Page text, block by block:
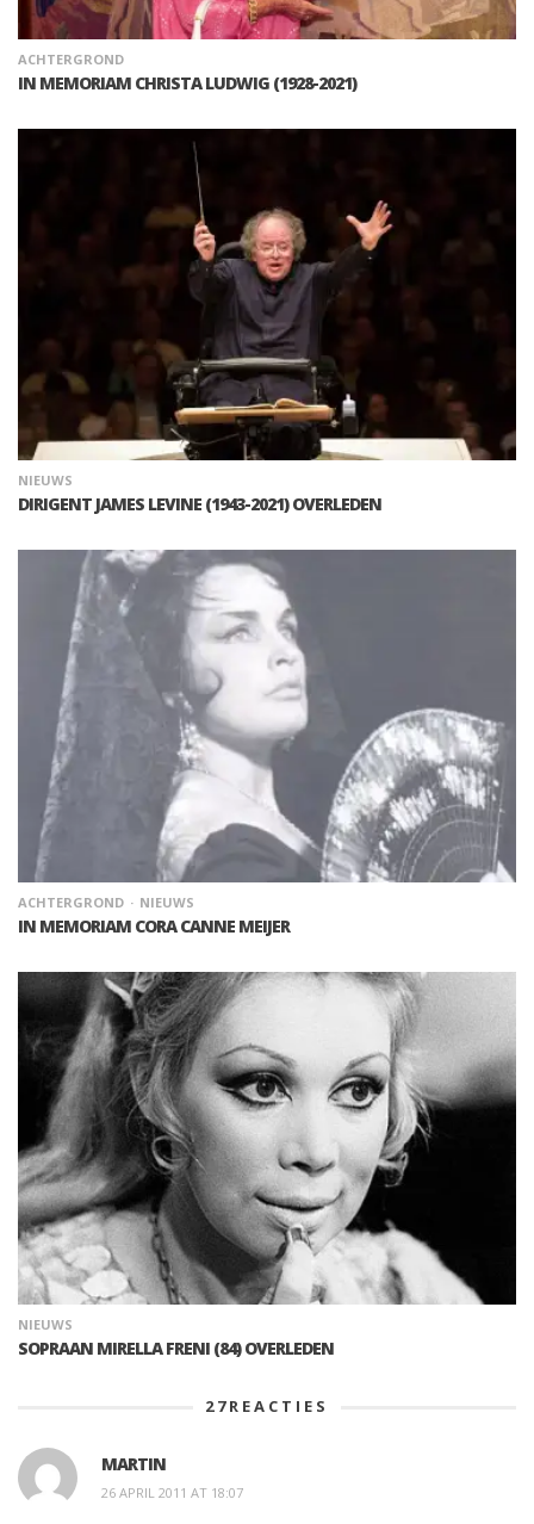
ACHTERGROND
IN MEMORIAM CHRISTA LUDWIG (1928-2021)
NIEUWS
DIRIGENT JAMES LEVINE (1943-2021) OVERLEDEN
ACHTERGROND NIEUWS
IN MEMORIAM CORA CANNE MEIJER
NIEUWS
SOPRAAN MIRELLA FRENI (84) OVERLEDEN
27REACTIES
MARTIN
26 APRIL 2011 AT 18:07